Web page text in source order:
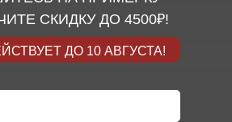
СКИДКУ ДО 4500₽!
ДО 10 АВГУСТА!